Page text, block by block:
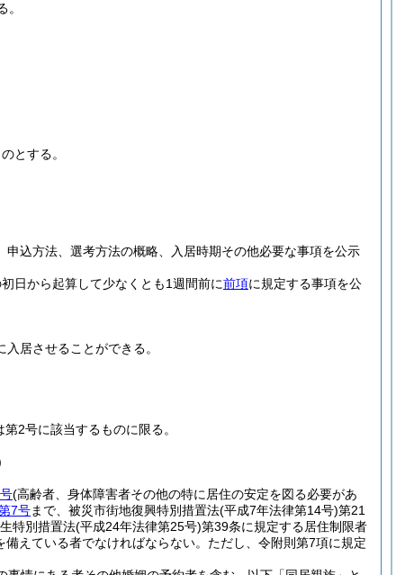
。
とする。
込方法、選考方法の概略、入居時期その他必要な事項を公示
日から起算して少なくとも1週間前に前項に規定する事項を公
居させることができる。
2号に該当するものに限る。
(高齢者、身体障害者その他の特に居住の安定を図る必要があ
7号まで、被災市街地復興特別措置法(平成7年法律第14号)第21
特別措置法(平成24年法律第25号)第39条に規定する居住制限者
備えている者でなければならない。 ただし、令附則第7項に規定